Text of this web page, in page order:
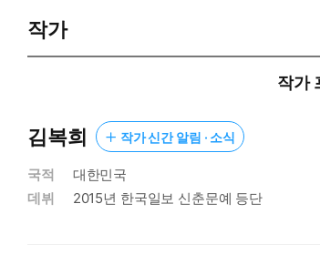
종 뒤주 같을 것이며, 내내 더부룩할 것이다. 그
―홍성희, 해설 「새 파일」에서
작가
작가
김복희 작가 신간 알림 · 소식
국적
대한민국
데뷔
2015년 한국일보 신춘문예 등단